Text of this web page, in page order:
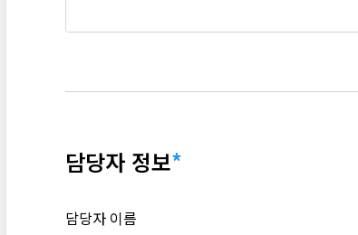
담당자 정보
담당자 이름